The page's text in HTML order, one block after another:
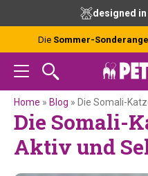
content
unsere Experten
Die Sommer-
Home » Blog » Die Somali-
Die Somali-
Aktiv und